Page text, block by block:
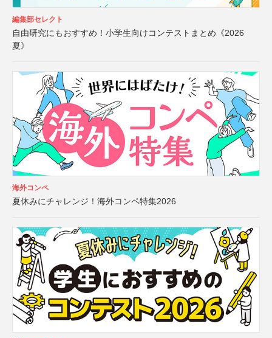
編集部セレクト
自由研究にもおすすめ！小学生向けコンテストまとめ《2026
夏》
海外コンペ
夏休みにチャレンジ！海外コンペ特集2026